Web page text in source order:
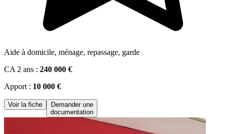
Aide à domicile, ménage, repassage, garde
CA 2 ans : 240 000 €
Apport : 10 000 €
Voir la fiche
Demander une
documentation